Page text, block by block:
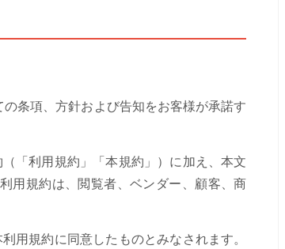
フト
る 条項、方針および告知をお客様が承諾す
「利用規約」「本規約」）に加え、本文
用規約は、閲覧者、ベンダー、顧客、商
用規約に同意したものとみなされます。